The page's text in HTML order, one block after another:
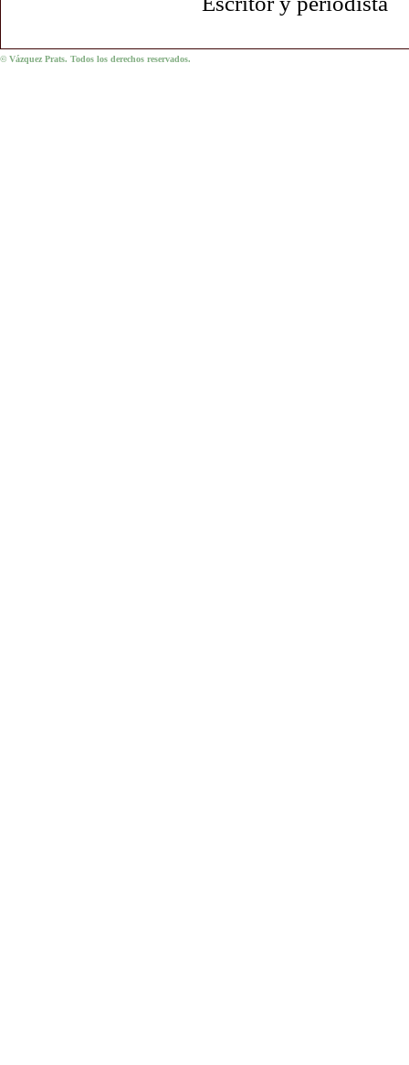
© Vázquez Prats. Todos los derechos reservados.